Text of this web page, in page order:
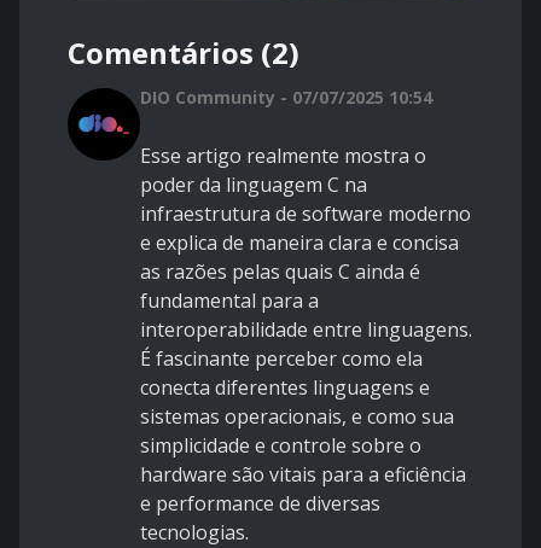
Comentários (2)
DIO Community - 07/07/2025 10:54
Esse artigo realmente mostra o
poder da linguagem C na
infraestrutura de software moderno
e explica de maneira clara e concisa
as razões pelas quais C ainda é
fundamental para a
interoperabilidade entre linguagens.
É fascinante perceber como ela
conecta diferentes linguagens e
sistemas operacionais, e como sua
simplicidade e controle sobre o
hardware são vitais para a eficiência
e performance de diversas
tecnologias.